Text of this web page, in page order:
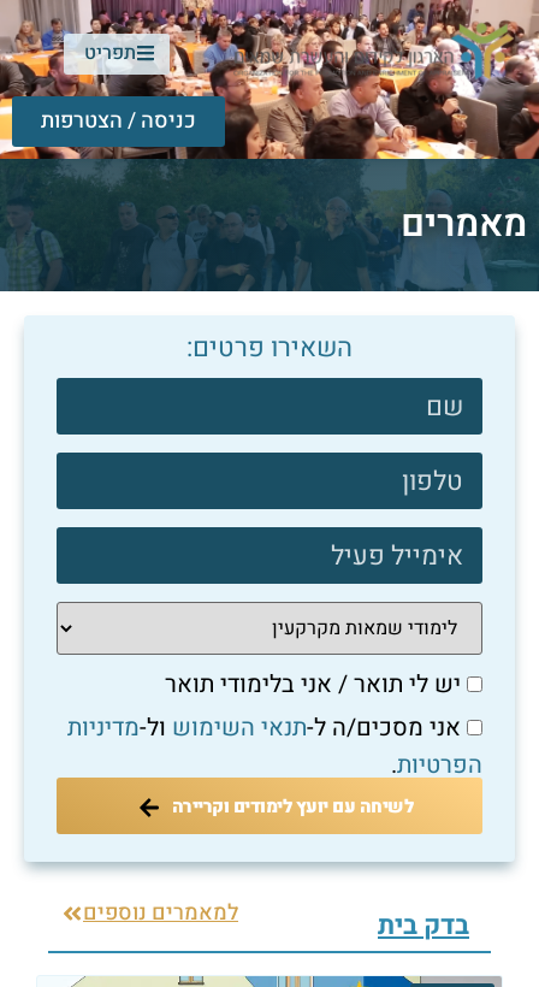
תפריט
כניסה / הצטרפות
מאמרים
השאירו פרטים:
צרו
קשר
פוטר
יש לי תואר / אני בלימודי תואר
אני מסכים/ה ל-תנאי השימוש ול-מדיניות
הפרטיות.
לשיחה עם יועץ לימודים וקריירה
בדק בית למאמרים נוספים